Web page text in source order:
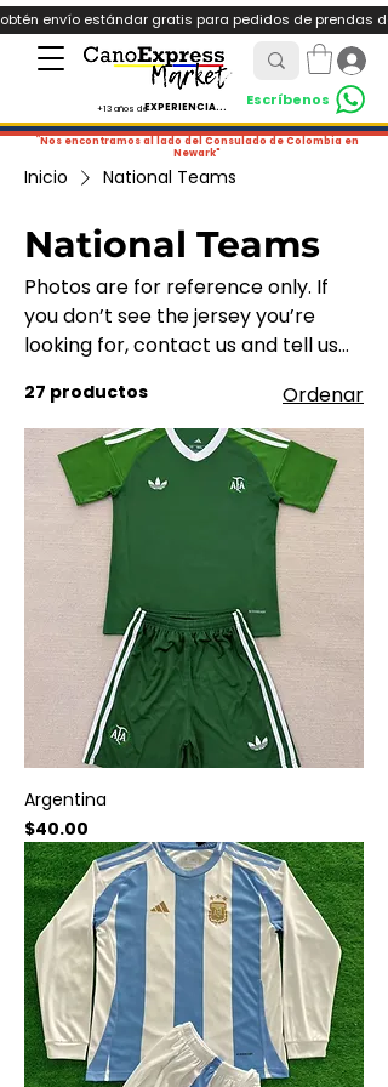
obtén envío estándar gratis para pedidos de prendas
+13 años deEXPERIENCIA...
¨Nos encontramos al lado del Consulado de Colombia en
Newark"
Escríbenos
Inicio National Teams
National Teams
Photos are for reference only. If
you don’t see the jersey you’re
looking for, contact us and tell us
you get it.
27 productos Ordenar
Argentina
Precio
$40.00